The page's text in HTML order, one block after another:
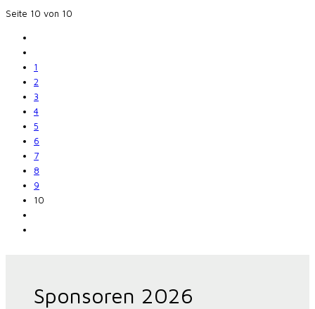
Seite 10 von 10
1
2
3
4
5
6
7
8
9
10
Sponsoren 2026